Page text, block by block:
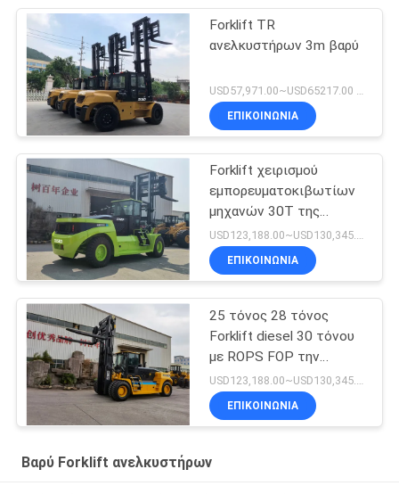
Forklift TR
ανελκυστήρων 3m βαρύ
ΕΠΙΚΟΙΝΩΝΙΑ
Forklift χειρισμού
εμπορευματοκιβωτίων
μηχανών 30T της
Cummins με υδραυλικό
Positioner δικράνων
USD123,188.00~USD130,345.00/ Unit MOQ:1 μονάδα
ΕΠΙΚΟΙΝΩΝΙΑ
25 τόνος 28 τόνος
Forklift diesel 30 τόνου
με ROPS FOP την
καμπίνα
USD123,188.00~USD130,345.00/ Unit MOQ:1 μονάδα
ΕΠΙΚΟΙΝΩΝΙΑ
Βαρύ Forklift ανελκυστήρων